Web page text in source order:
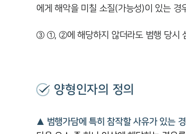
에게 해악을 미칠 소질(가능성)이 있는 경
③ ①, ②에 해당하지 않더라도 범행 당시
양형인자의 정의
▲ 범행가담에 특히 참작할 사유가 있는